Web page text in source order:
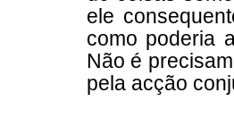
ele
como poderia
Não é
pela acção